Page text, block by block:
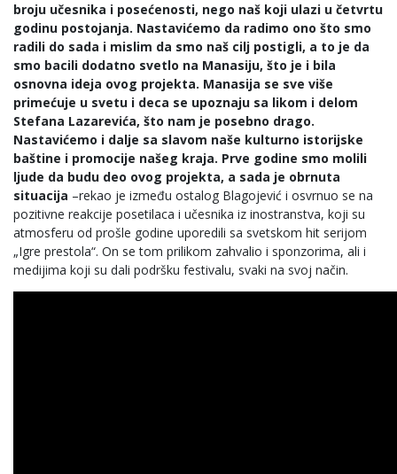
broju učesnika i posećenosti, nego naš koji ulazi u četvrtu
godinu postojanja. Nastavićemo da radimo ono što smo
radili do sada i mislim da smo naš cilj postigli, a to je da
smo bacili dodatno svetlo na Manasiju, što je i bila
osnovna ideja ovog projekta. Manasija se sve više
primećuje u svetu i deca se upoznaju sa likom i delom
Stefana Lazarevića, što nam je posebno drago.
Nastavićemo i dalje sa slavom naše kulturno istorijske
baštine i promocije našeg kraja. Prve godine smo molili
ljude da budu deo ovog projekta, a sada je obrnuta
situacija –rekao je između ostalog Blagojević i osvrnuo se na
pozitivne reakcije posetilaca i učesnika iz inostranstva, koji su
atmosferu od prošle godine uporedili sa svetskom hit serijom
„Igre prestola“. On se tom prilikom zahvalio i sponzorima, ali i
medijima koji su dali podršku festivalu, svaki na svoj način.